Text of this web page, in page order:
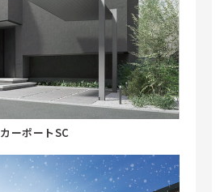
カーポートSC